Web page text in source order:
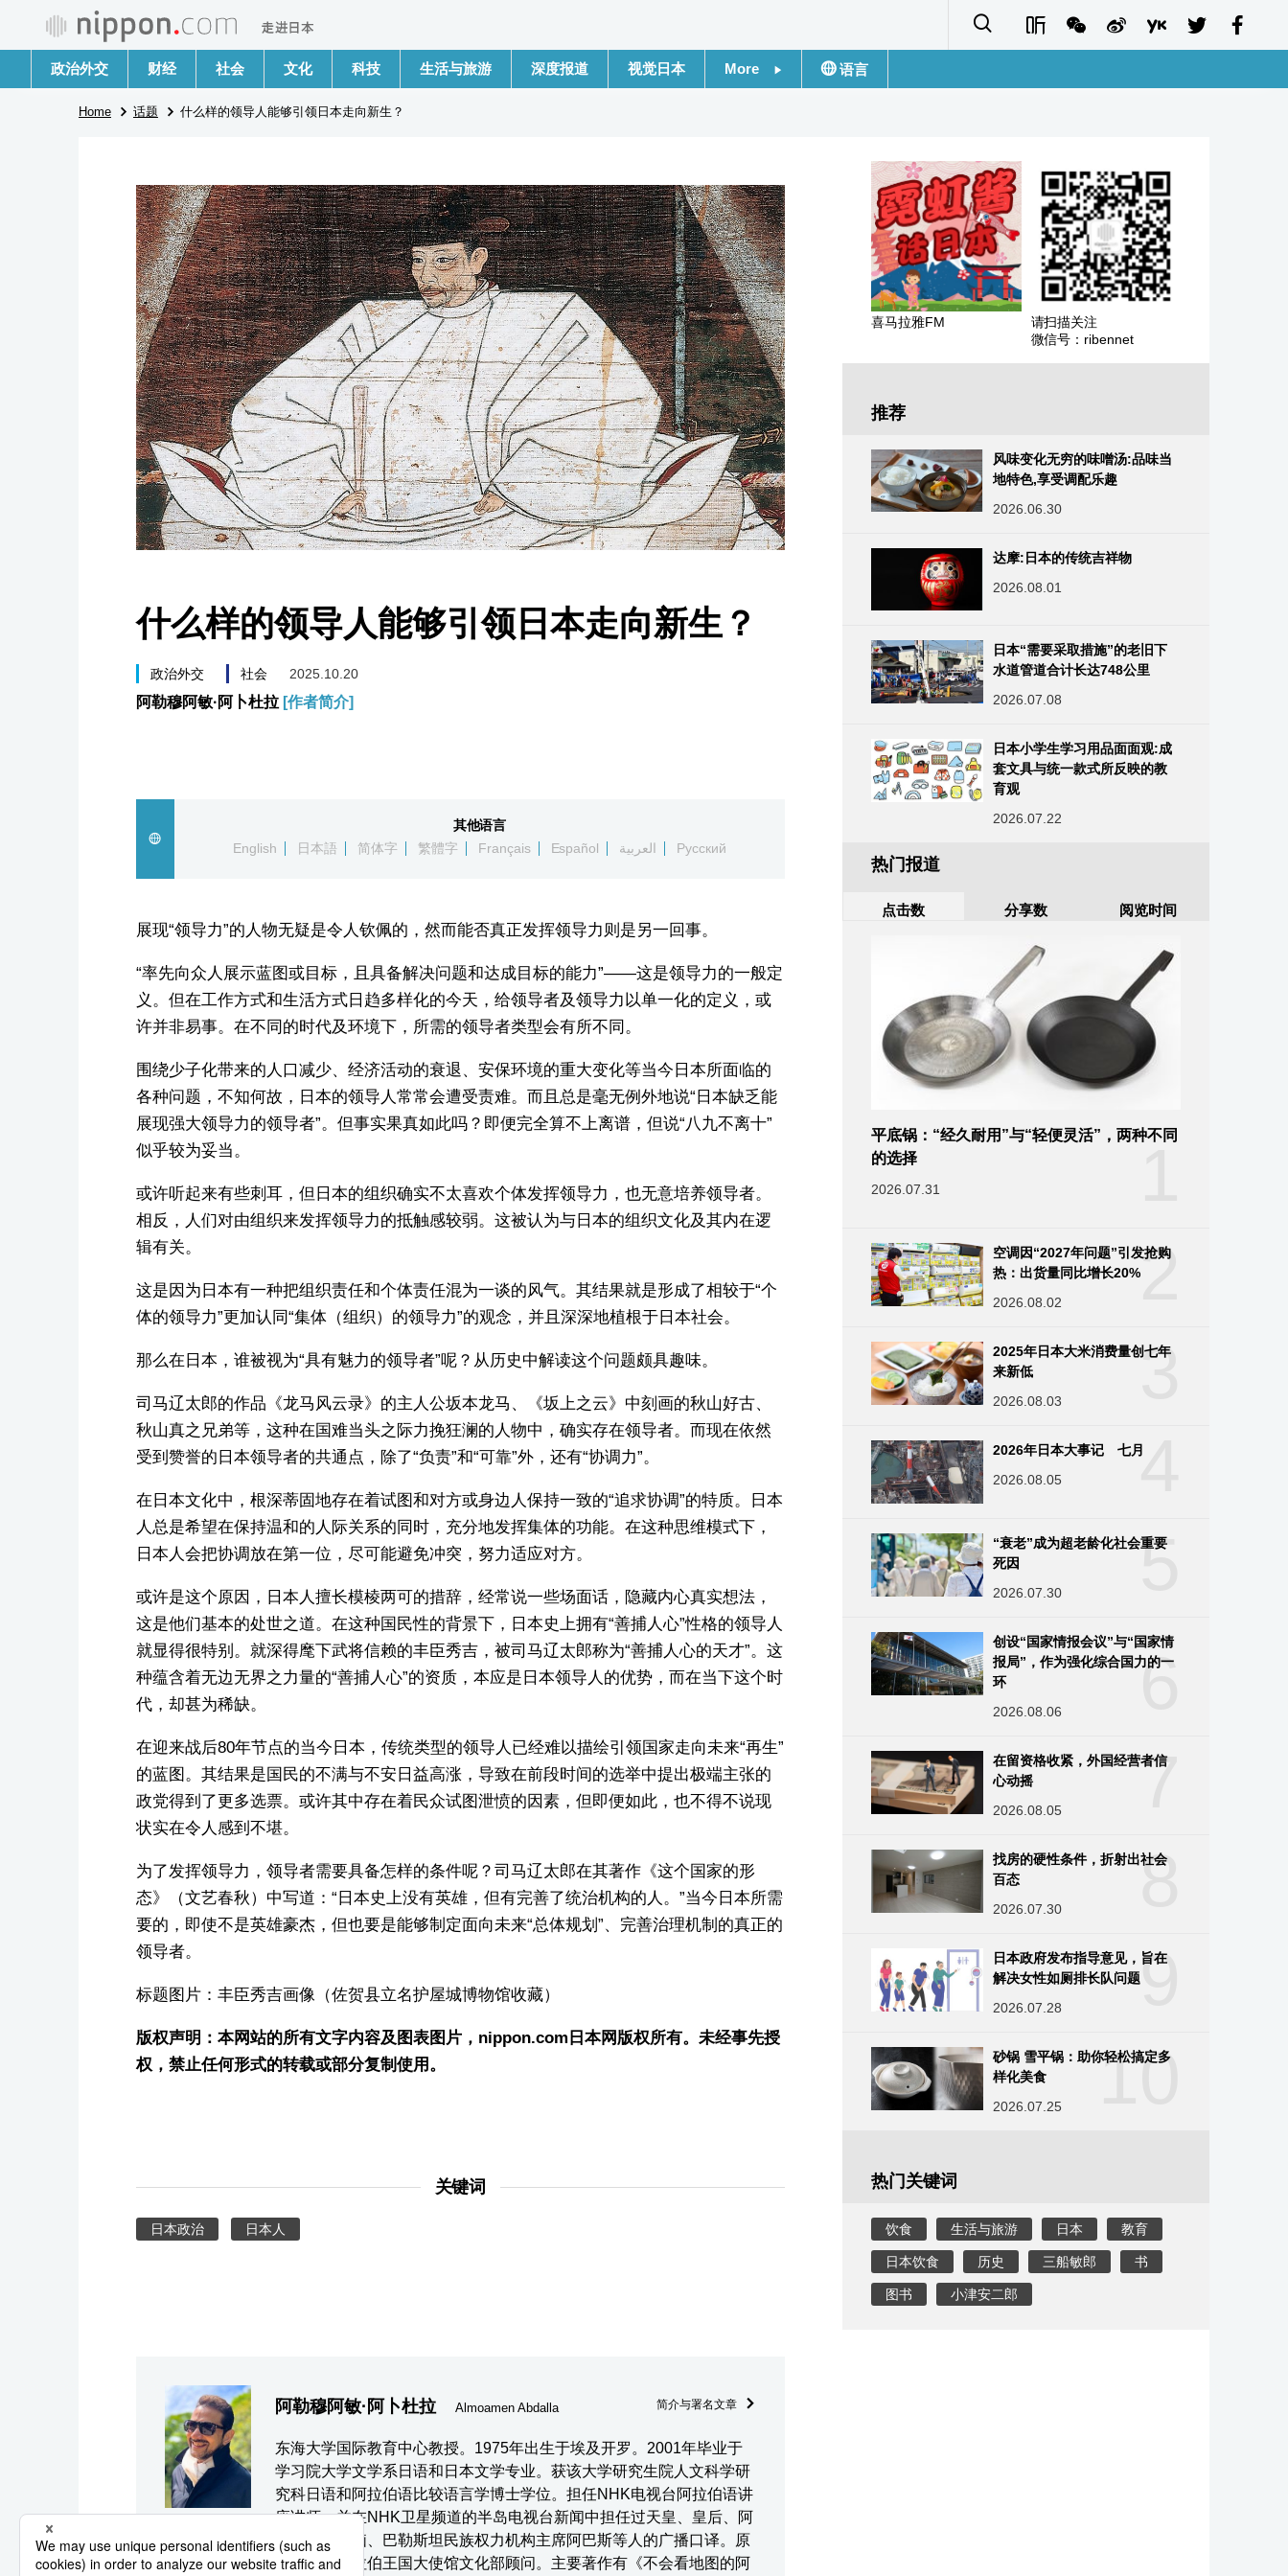
政治外交 财经 社会 文化 科技 生活与旅游 深度报道 视觉日本 More
日本信息库
日本一瞥
人物访谈
东京
编辑部通知
语言
Français
Español
Русский
Home 话题 什么样的领导人能够引领日本走向新生？
什么样的领导人能够引领日本走向新生？
政治外交 社会 2025.10.20
阿勒穆阿敏·阿卜杜拉 [作者简介]
其他语言
English
日本語 简体字 繁體字 Français Español العربية Русский
展现“领导力”的人物无疑是令人钦佩的，然而能否真正发挥领导力则是另一回事。
“率先向众人展示蓝图或目标，且具备解决问题和达成目标的能力”——这是领导力的一般定
义。但在工作方式和生活方式日趋多样化的今天，给领导者及领导力以单一化的定义，或
许并非易事。在不同的时代及环境下，所需的领导者类型会有所不同。
围绕少子化带来的人口减少、经济活动的衰退、安保环境的重大变化等当今日本所面临的
各种问题，不知何故，日本的领导人常常会遭受责难。而且总是毫无例外地说“日本缺乏能
展现强大领导力的领导者”。但事实果真如此吗？即便完全算不上离谱，但说“八九不离十”
似乎较为妥当。
或许听起来有些刺耳，但日本的组织确实不太喜欢个体发挥领导力，也无意培养领导者。
相反，人们对由组织来发挥领导力的抵触感较弱。这被认为与日本的组织文化及其内在逻
辑有关。
这是因为日本有一种把组织责任和个体责任混为一谈的风气。其结果就是形成了相较于“个
体的领导力”更加认同“集体（组织）的领导力”的观念，并且深深地植根于日本社会。
那么在日本，谁被视为“具有魅力的领导者”呢？从历史中解读这个问题颇具趣味。
司马辽太郎的作品《龙马风云录》的主人公坂本龙马、《坂上之云》中刻画的秋山好古、
秋山真之兄弟等，这种在国难当头之际力挽狂澜的人物中，确实存在领导者。而现在依然
受到赞誉的日本领导者的共通点，除了“负责”和“可靠”外，还有“协调力”。
在日本文化中，根深蒂固地存在着试图和对方或身边人保持一致的“追求协调”的特质。日本
人总是希望在保持温和的人际关系的同时，充分地发挥集体的功能。在这种思维模式下，
日本人会把协调放在第一位，尽可能避免冲突，努力适应对方。
或许是这个原因，日本人擅长模棱两可的措辞，经常说一些场面话，隐藏内心真实想法，
这是他们基本的处世之道。在这种国民性的背景下，日本史上拥有“善捕人心”性格的领导人
就显得很特别。就深得麾下武将信赖的丰臣秀吉，被司马辽太郎称为“善捕人心的天才”。这
种蕴含着无边无界之力量的“善捕人心”的资质，本应是日本领导人的优势，而在当下这个时
代，却甚为稀缺。
在迎来战后80年节点的当今日本，传统类型的领导人已经难以描绘引领国家走向未来“再生”
的蓝图。其结果是国民的不满与不安日益高涨，导致在前段时间的选举中提出极端主张的
政党得到了更多选票。或许其中存在着民众试图泄愤的因素，但即便如此，也不得不说现
状实在令人感到不堪。
为了发挥领导力，领导者需要具备怎样的条件呢？司马辽太郎在其著作《这个国家的形
态》（文艺春秋）中写道：“日本史上没有英雄，但有完善了统治机构的人。”当今日本所需
要的，即使不是英雄豪杰，但也要是能够制定面向未来“总体规划”、完善治理机制的真正的
领导者。
标题图片：丰臣秀吉画像（佐贺县立名护屋城博物馆收藏）
版权声明：本网站的所有文字内容及图表图片，nippon.com日本网版权所有。未经事先授
权，禁止任何形式的转载或部分复制使用。
关键词
日本政治 日本人
阿勒穆阿敏·阿卜杜拉 Almoamen Abdalla 简介与署名文章
东海大学国际教育中心教授。1975年出生于埃及开罗。2001年毕业于
学习院大学文学系日语和日本文学专业。获该大学研究生院人文科学研
究科日语和阿拉伯语比较语言学博士学位。担任NHK电视台阿拉伯语讲
座讲师，并在NHK卫星频道的半岛电视台新闻中担任过天皇、皇后、阿
拉伯各国首脑、巴勒斯坦民族权力机构主席阿巴斯等人的广播口译。原
驻日沙特阿拉伯王国大使馆文化部顾问。主要著作有《不会看地图的阿
喜马拉雅FM
请扫描关注
微信号：ribennet
推荐
风味变化无穷的味噌汤:品味当
地特色,享受调配乐趣‌
2026.06.30
达摩:日本的传统吉祥物
2026.08.01
日本“需要采取措施”的老旧下
水道管道合计长达748公里
2026.07.08
日本小学生学习用品面面观:成
套文具与统一款式所反映的教
育观
2026.07.22
热门报道
点击数 分享数 阅览时间
平底锅：“经久耐用”与“轻便灵活”，两种不同
的选择
2026.07.31
2
空调因“2027年问题”引发抢购
热：出货量同比增长20%
2026.08.02
3
2025年日本大米消费量创七年
来新低
2026.08.03
4
2026年日本大事记 七月
2026.08.05
5
“衰老”成为超老龄化社会重要
死因
2026.07.30
6
创设“国家情报会议”与“国家情
报局”，作为强化综合国力的一
环
2026.08.06
7
在留资格收紧，外国经营者信
心动摇
2026.08.05
8
找房的硬性条件，折射出社会
百态
2026.07.30
9
日本政府发布指导意见，旨在
解决女性如厕排长队问题
2026.07.28
10
砂锅 雪平锅：助你轻松搞定多
样化美食
2026.07.25
热门关键词
饮食 生活与旅游 日本 教育
日本饮食 历史 三船敏郎 书
图书 小津安二郎